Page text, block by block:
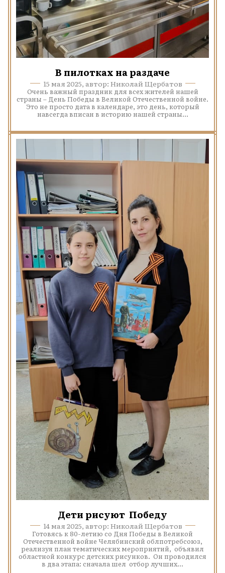
В пилотках на раздаче
15 мая 2025, автор: Николай Щербатов
Очень важный праздник для всех жителей нашей
страны – День Победы в Великой Отечественной войне.
Это не просто дата в календаре, это день, который
навсегда вписан в историю нашей страны...
Дети рисуют Победу
14 мая 2025, автор: Николай Щербатов
Готовясь к 80-летию со Дня Победы в Великой
Отечественной войне Челябинский облпотребсоюз,
реализуя план тематических мероприятий, объявил
областной конкурс детских рисунков. Он проводился
в два этапа: сначала шел отбор лучших...